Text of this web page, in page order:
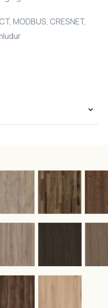
MODBUS, CRESNET,